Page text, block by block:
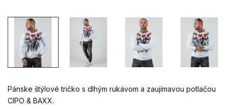
Pánske štýlové tričko s dlhým rukávom a zaujímavou potlačou
CIPO & BAXX.